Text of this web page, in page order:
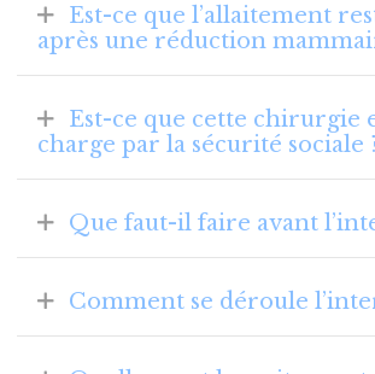
Est-ce que l’allaitement
après une réduction
Est-ce que cette chirurgie
charge par la sécurité sociale
Que faut-il faire avant
Comment se déroule